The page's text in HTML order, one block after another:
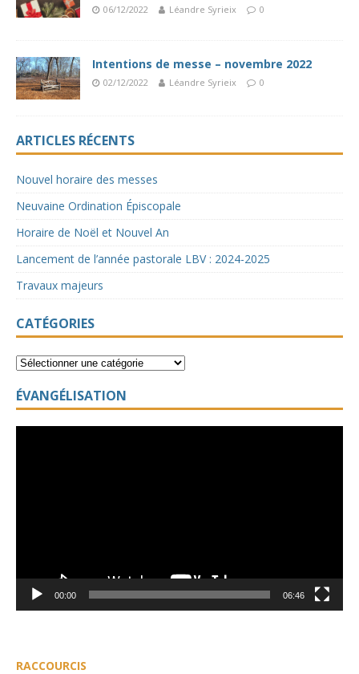
06/12/2022 Léandre Syrieix 0
Intentions de messe – novembre 2022
02/12/2022 Léandre Syrieix 0
ARTICLES RÉCENTS
Nouvel horaire des messes
Neuvaine Ordination Épiscopale
Horaire de Noël et Nouvel An
Lancement de l’année pastorale LBV : 2024-2025
Travaux majeurs
CATÉGORIES
ÉVANGÉLISATION
00:00 06:46
RACCOURCIS